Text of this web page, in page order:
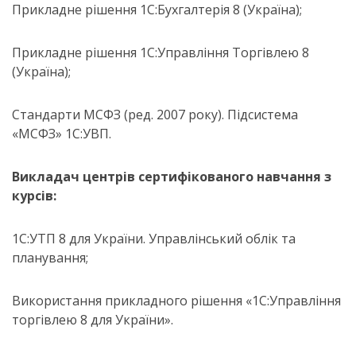
Прикладне рішення 1С:Бухгалтерія 8 (Україна);
Прикладне рішення 1С:Управління Торгівлею 8
(Україна);
Стандарти МСФЗ (ред. 2007 року). Підсистема
«МСФЗ» 1С:УВП.
Викладач центрів сертифікованого навчання з
курсів:
1С:УТП 8 для України. Управлінський облік та
планування;
Використання прикладного рішення «1С:Управління
торгівлею 8 для України».